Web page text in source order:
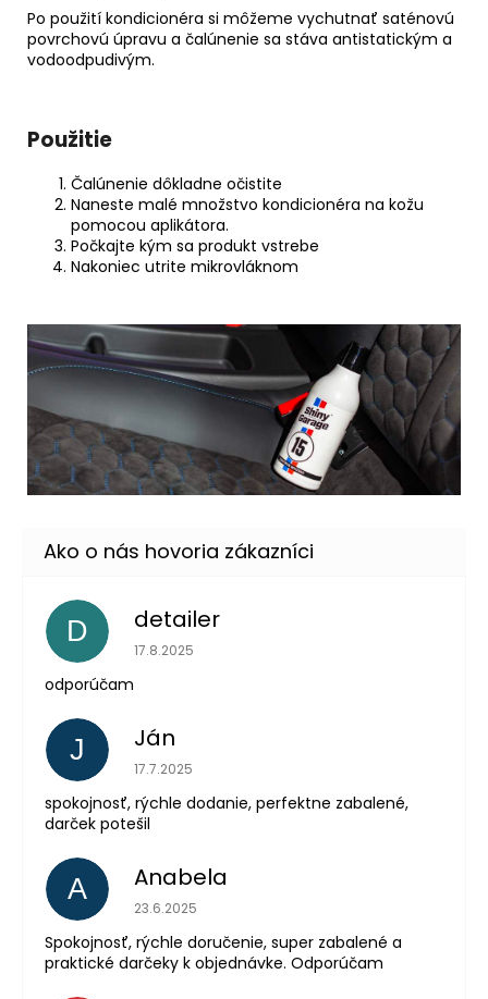
Po použití kondicionéra si môžeme vychutnať saténovú
povrchovú úpravu a čalúnenie sa stáva antistatickým a
vodoodpudivým.
Použitie
Čalúnenie dôkladne očistite
Naneste malé množstvo kondicionéra na kožu
pomocou aplikátora.
Počkajte kým sa produkt vstrebe
Nakoniec utrite mikrovláknom
D detailer
Hodnotenie obchodu je 5 z 5 hviezdičiek.
17.8.2025
odporúčam
J Ján
Hodnotenie obchodu je 5 z 5 hviezdičiek.
17.7.2025
spokojnosť, rýchle dodanie, perfektne zabalené,
darček potešil
A Anabela
Hodnotenie obchodu je 5 z 5 hviezdičiek.
23.6.2025
Spokojnosť, rýchle doručenie, super zabalené a
praktické darčeky k objednávke. Odporúčam